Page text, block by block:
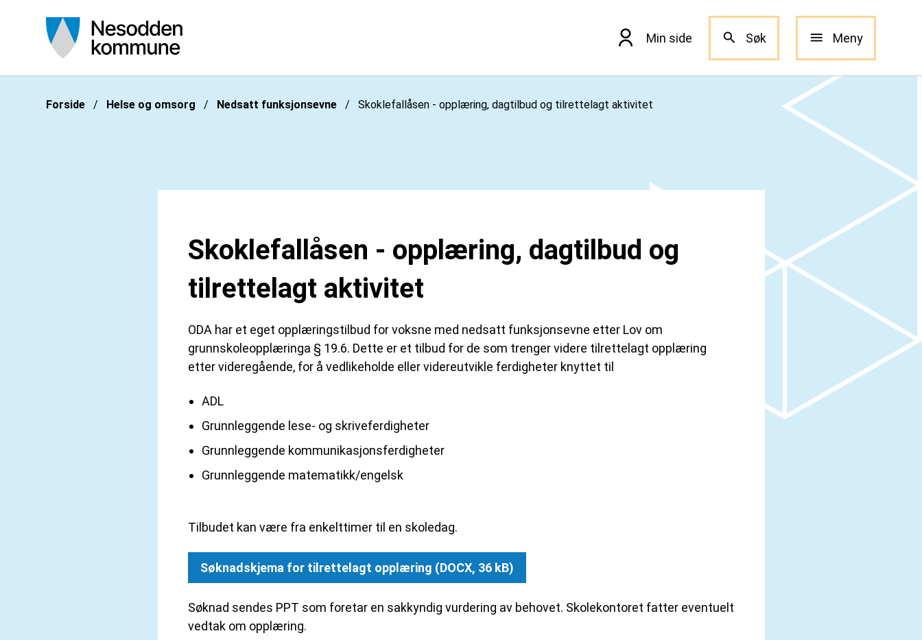
Min side Søk Meny
Du er her:
Forside Helse og omsorg Nedsatt funksjonsevne Skoklefallåsen - opplæring, dagtilbud og tilrettelagt aktivitet
Skoklefallåsen - opplæring, dagtilbud og
tilrettelagt aktivitet
ODA har et eget opplæringstilbud for voksne med nedsatt funksjonsevne etter Lov om
grunnskoleopplæringa § 19.6. Dette er et tilbud for de som trenger videre tilrettelagt opplæring
etter videregående, for å vedlikeholde eller videreutvikle ferdigheter knyttet til
ADL
Grunnleggende lese- og skriveferdigheter
Grunnleggende kommunikasjonsferdigheter
Grunnleggende matematikk/engelsk
Tilbudet kan være fra enkelttimer til en skoledag.
Søknadskjema for tilrettelagt opplæring (DOCX, 36 kB)
Søknad sendes PPT som foretar en sakkyndig vurdering av behovet. Skolekontoret fatter eventuelt
vedtak om opplæring.